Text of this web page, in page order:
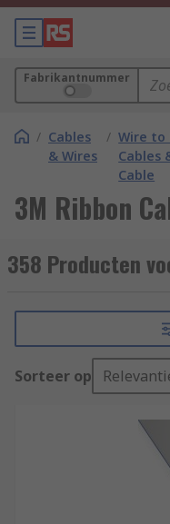
Fabrikantnummer
/ Cables
& Wires
/ Wire to
Cables
Cable
3M Ribbon
358 Producten
Sorteer op